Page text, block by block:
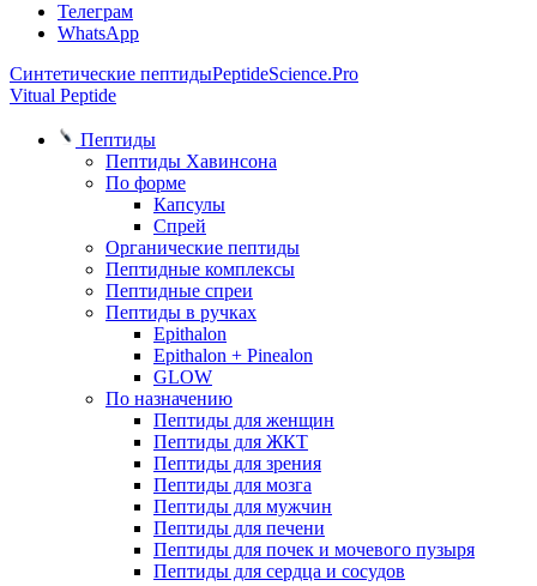
Телеграм
WhatsApp
Синтетические пептидыPeptideScience.Pro
Vitual Peptide
Пептиды
Пептиды Хавинсона
По форме
Капсулы
Спрей
Органические пептиды
Пептидные комплексы
Пептидные спреи
Пептиды в ручках
Epithalon
Epithalon + Pinealon
GLOW
По назначению
Пептиды для женщин
Пептиды для ЖКТ
Пептиды для зрения
Пептиды для мозга
Пептиды для мужчин
Пептиды для печени
Пептиды для почек и мочевого пузыря
Пептиды для сердца и сосудов